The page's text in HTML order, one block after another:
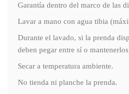
Garantía dentro del marco de las
Lavar a mano con agua tibia
Durante el lavado, si la prenda
deben pegar entre sí o
Secar a temperatura ambiente.
No tienda ni planche la prenda.